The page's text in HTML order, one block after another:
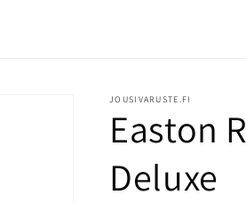
JOUSIVARUSTE.FI
Easton
Deluxe